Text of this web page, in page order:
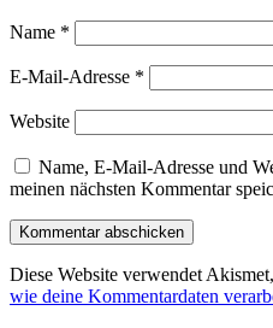
Name *
E-Mail-Adresse *
Website
Name, E-Mail-Adresse und
meinen nächsten Kommentar
Diese Website verwendet
wie deine Kommentardaten